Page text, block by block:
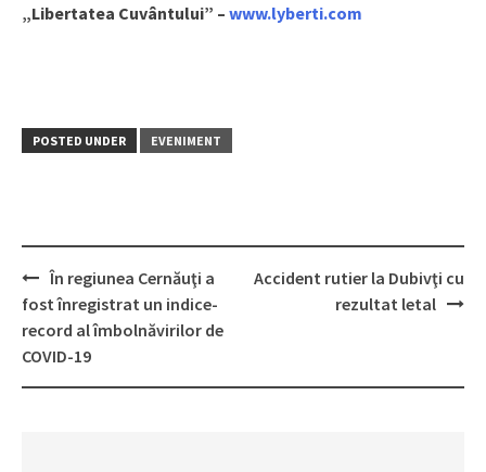
„Libertatea Cuvântului” – www.lyberti.com
POSTED UNDER EVENIMENT
Post
navigation
În regiunea Cernăuţi a
fost înregistrat un indice-
record al îmbolnăvirilor de
COVID-19
Accident rutier la Dubivţi cu
rezultat letal